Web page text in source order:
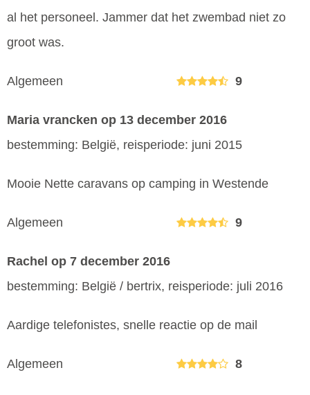
al het personeel. Jammer dat het zwembad niet zo
groot was.
Algemeen 9
Maria vrancken op 13 december 2016
bestemming: België, reisperiode: juni 2015
Mooie Nette caravans op camping in Westende
Algemeen 9
Rachel op 7 december 2016
bestemming: België / bertrix, reisperiode: juli 2016
Aardige telefonistes, snelle reactie op de mail
Algemeen 8